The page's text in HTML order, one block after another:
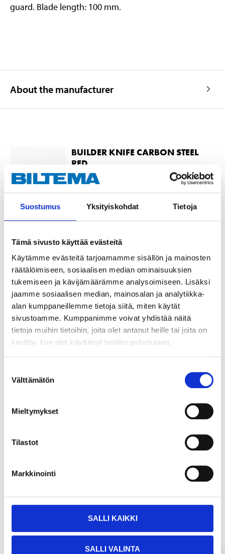
Suostumus Yksityiskohdat Tietoja
Tämä sivusto käyttää evästeitä
Käytämme evästeitä tarjoamamme sisällön ja mainosten
räätälöimiseen, sosiaalisen median ominaisuuksien
tukemiseen ja kävijämäärämme analysoimiseen. Lisäksi
jaamme sosiaalisen median, mainosalan ja analytiikka-
alan kumppaneillemme tietoja siitä, miten käytät
sivustoamme. Kumppanimme voivat yhdistää näitä
tietoja muihin tietoihin, joita olet antanut heille tai joita on
kerätty, kun olet käyttänyt heidän palvelujaan.
valinta
Välttämätön
Mieltymykset
Tilastot
Markkinointi
SALLI KAIKKI
SALLI VALINTA
guard. Blade length: 100 mm.
About the manufacturer
BUILDER KNIFE CARBON STEEL
RED
20-477
In stock in 3store
Not sold online
BUILDER KNIFE STAINLESS STEEL
20-478
In stock in 1store
Not sold online
Other customers also bought